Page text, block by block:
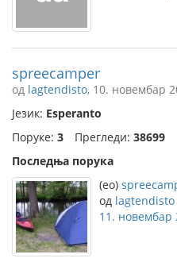
spreecamper
од lagtendisto, 10. новембар
Језик: Esperanto
Поруке: 3 Прегледи: 38699
Последња порука
(eo)
од lagtendisto
11. новембар